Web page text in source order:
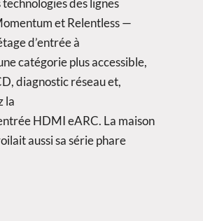
et Relentless —
d’entrée à
catégorie plus accessible,
diagnostic réseau et,
la
HDMI eARC. La maison
aussi sa série phare